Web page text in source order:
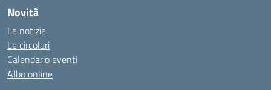
Novità
Le notizie
Le circolari
Calendario eventi
Albo online